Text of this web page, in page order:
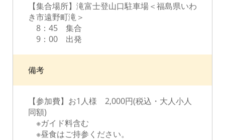
【集合場所】滝富士登山口駐車場＜福島県いわ
き市遠野町滝＞
8：45 集合
9：00 出発
備考
【参加費】お1人様 2,000円(税込・大人小人
同額)
※ガイド料含む
※昼食はご持参ください。